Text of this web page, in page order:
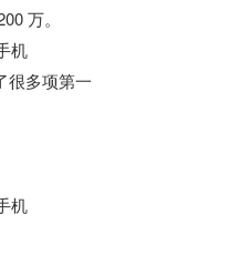
万。
很多项第一